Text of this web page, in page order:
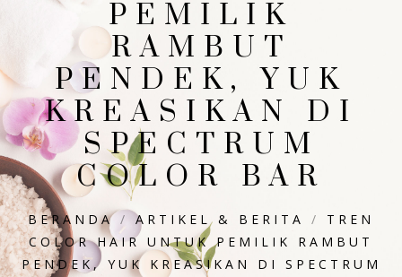
PEMILIK
RAMBUT
PENDEK, YUK
KREASIKAN DI
SPECTRUM
COLOR BAR
BERANDA / ARTIKEL & BERITA / TREN
COLOR HAIR UNTUK PEMILIK RAMBUT
PENDEK, YUK KREASIKAN DI SPECTRUM